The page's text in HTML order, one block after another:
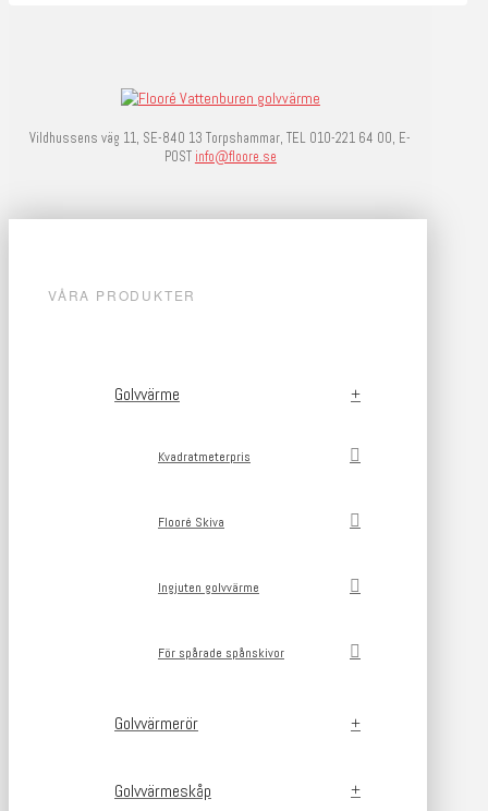
Vildhussens väg 11, SE-840 13 Torpshammar, TEL 010-221 64 00, E-
POST info@floore.se
VÅRA PRODUKTER
Golvvärme
Kvadratmeterpris
Flooré Skiva
Ingjuten golvvärme
För spårade spånskivor
Golvvärmerör
Golvvärmeskåp